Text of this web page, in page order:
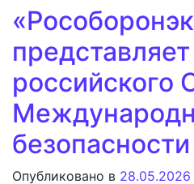
российского
безопасности
Опубликовано в 28.05.2026